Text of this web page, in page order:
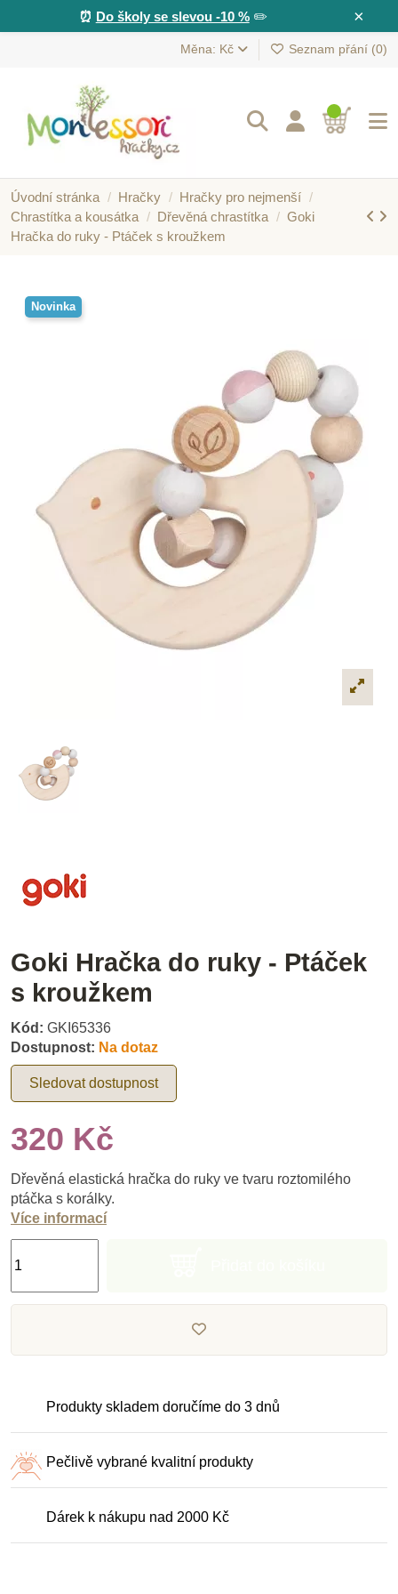
×
⏰ Do školy se slevou -10 %✏️
Měna: Kč Seznam přání (0)
Úvodní stránka Hračky
Hračky pro nejmenší
Chrastítka a kousátka
Dřevěná chrastítka
Goki
Hračka do ruky - Ptáček s kroužkem
Novinka
Goki Hračka do ruky - Ptáček
s kroužkem
Kód: GKI65336
Dostupnost: Na dotaz
Sledovat dostupnost
320 Kč
Dřevěná elastická hračka do ruky ve tvaru roztomilého
ptáčka s korálky.
Více informací
Produkty skladem doručíme do 3 dnů
Pečlivě vybrané kvalitní produkty
Dárek k nákupu nad 2000 Kč